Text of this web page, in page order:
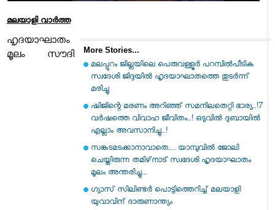
മലയാളി വാര്‍ത്ത
More Stories...
മലപ്പുറം ജില്ലയിലെ പെരുവള്ളൂർ പറമ്പിൽപീടിക
സ്വദേശി ജിദ്ദയിൽ ഹൃദയാഘാതത്തെ തുടർന്ന്
മരിച്ചു
ഷിജിന്റെ മരണം അറിഞ്ഞ് സമനിലതെറ്റി ഭാര്യ..!7
വർഷത്തെ വിവാഹ ജീവിതം..! ഒടുവിൽ ദുബായിൽ
എല്ലാം അവസാനിച്ചു..!
സങ്കടമടക്കാനാവാതെ.... യാമ്പുവിൽ ജോലി
ചെയ്തിരുന്ന തമിഴ്‌നാട് സ്വദേശി ഹൃദയാഘാതം
മൂലം അന്തരിച്ചു...
ഗ്യാസ് സിലിണ്ടര്‍ പൊട്ടിത്തെറിച്ച് മലയാളി
യുവാവിന് ദാരുണാന്ത്യം
ഹൃദയാഘാതം
മൂലം സൗദി